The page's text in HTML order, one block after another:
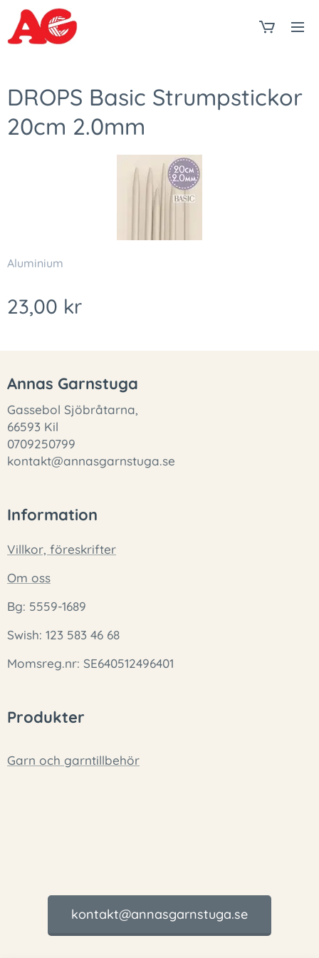
DROPS Basic Strumpstickor
20cm 2.0mm
Aluminium
23,00 kr
Annas Garnstuga
Gassebol Sjöbråtarna,
66593 Kil
0709250799
kontakt@annasgarnstuga.se
Information
Villkor, föreskrifter
Om oss
Bg: 5559-1689
Swish: 123 583 46 68
Momsreg.nr: SE640512496401
Produkter
Garn och garntillbehör
kontakt@annasgarnstuga.se